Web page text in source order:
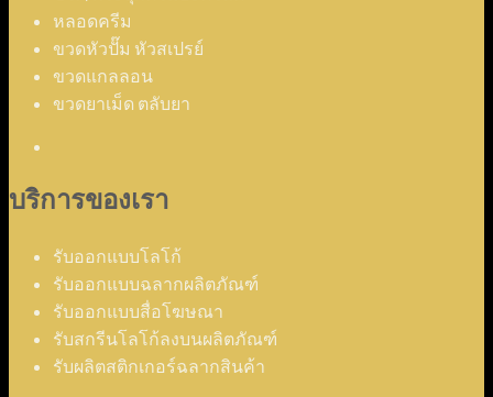
หลอดครีม
ขวดหัวปั๊ม หัวสเปรย์
ขวดแกลลอน
ขวดยาเม็ด ตลับยา
บริการของเรา
รับออกแบบโลโก้
รับออกแบบฉลากผลิตภัณฑ์
รับออกแบบสื่อโฆษณา
รับสกรีนโลโก้ลงบนผลิตภัณฑ์
รับผลิตสติกเกอร์ฉลากสินค้า